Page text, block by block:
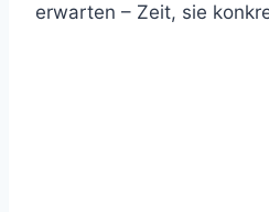
erwarten – Zeit, sie